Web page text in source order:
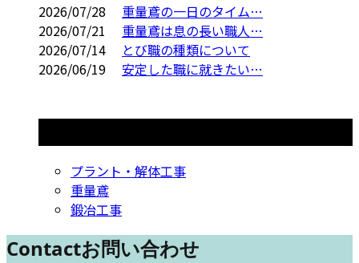
2026/07/28
重量鳶の一日のタイム…
2026/07/21
重量鳶は息の長い職人…
2026/07/14
とび職の種類について
2026/06/19
安定した職に就きたい…
プラント・解体工事
重量鳶
鍛冶工事
Contactお問い合わせ